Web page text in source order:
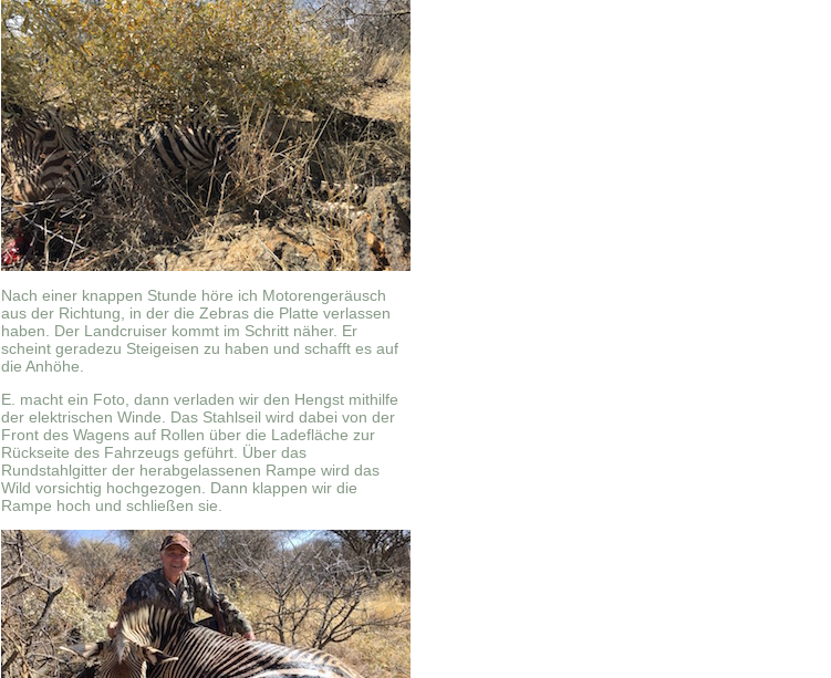
Nach einer knappen Stunde höre ich Motorengeräusch
aus der Richtung, in der die Zebras die Platte verlassen
haben. Der Landcruiser kommt im Schritt näher. Er
scheint geradezu Steigeisen zu haben und schafft es auf
die Anhöhe.
E. macht ein Foto, dann verladen wir den Hengst mithilfe
der elektrischen Winde. Das Stahlseil wird dabei von der
Front des Wagens auf Rollen über die Ladefläche zur
Rückseite des Fahrzeugs geführt. Über das
Rundstahlgitter der herabgelassenen Rampe wird das
Wild vorsichtig hochgezogen. Dann klappen wir die
Rampe hoch und schließen sie.